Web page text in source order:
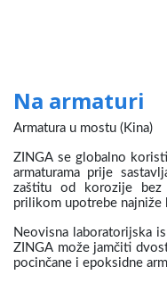
Na armaturi
Armatura u mostu (Kina)
ZINGA se globalno
armaturama prije
zaštitu od korozije bez
prilikom upotrebe najniže
Neovisna laboratorijska
ZINGA može jamčiti
pocinčane i epoksidne